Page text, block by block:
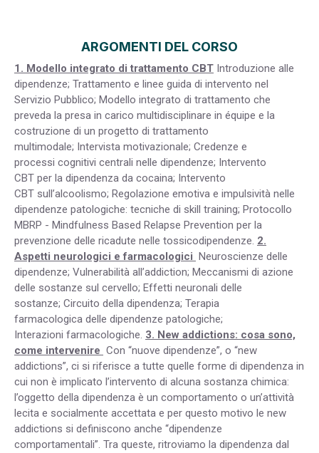
ARGOMENTI DEL CORSO
1. Modello integrato di trattamento CBT Introduzione alle
dipendenze; Trattamento e linee guida di intervento nel
Servizio Pubblico; Modello integrato di trattamento che
preveda la presa in carico multidisciplinare in équipe e la
costruzione di un progetto di trattamento
multimodale; Intervista motivazionale; Credenze e
processi cognitivi centrali nelle dipendenze; Intervento
CBT per la dipendenza da cocaina; Intervento
CBT sull’alcoolismo; Regolazione emotiva e impulsività nelle
dipendenze patologiche: tecniche di skill training; Protocollo
MBRP - Mindfulness Based Relapse Prevention per la
prevenzione delle ricadute nelle tossicodipendenze. 2.
Aspetti neurologici e farmacologici Neuroscienze delle
dipendenze; Vulnerabilità all’addiction; Meccanismi di azione
delle sostanze sul cervello; Effetti neuronali delle
sostanze; Circuito della dipendenza; Terapia
farmacologica delle dipendenze patologiche;
Interazioni farmacologiche. 3. New addictions: cosa sono,
come intervenire Con “nuove dipendenze”, o “new
addictions”, ci si riferisce a tutte quelle forme di dipendenza in
cui non è implicato l’intervento di alcuna sostanza chimica:
l’oggetto della dipendenza è un comportamento o un’attività
lecita e socialmente accettata e per questo motivo le new
addictions si definiscono anche “dipendenze
comportamentali”. Tra queste, ritroviamo la dipendenza dal